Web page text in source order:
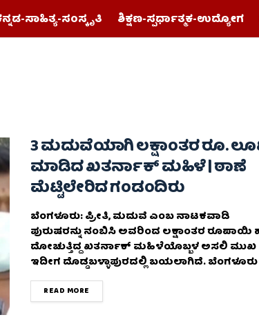
ಸಾಹಿತ್ಯ-ಸಂಸ್ಕೃತಿ
ಶಿಕ್ಷಣ-ಸ್ಪರ್ಧಾತ್ಮಕ-ಉದ್ಯೋಗ
3 ಮದುವೆಯಾಗಿ ಲಕ್ಷಾಂತರ ರೂ.
ಮಾಡಿದ ಖತರ್ನಾಕ್ ಮಹಿಳೆ | ಠಾಣೆ
ಮೆಟ್ಟಿಲೇರಿದ ಗಂಡಂದಿರು
ಬೆಂಗಳೂರು: ಪ್ರೀತಿ, ಮದುವೆ ಎಂಬ ನಾಟಕವಾಡಿ
ಪುರುಷರನ್ನು ನಂಬಿಸಿ ಅವರಿಂದ ಲಕ್ಷಾಂತರ ರೂಪಾಯಿ
ದೋಚುತ್ತಿದ್ದ ಖತರ್ನಾಕ್ ಮಹಿಳೆಯೊಬ್ಬಳ ಅಸಲಿ ಮುಖ
ಇದೀಗ ದೊಡ್ಡಬಳ್ಳಾಪುರದಲ್ಲಿ ಬಯಲಾಗಿದೆ. ಬೆಂಗಳೂರು
READ MORE